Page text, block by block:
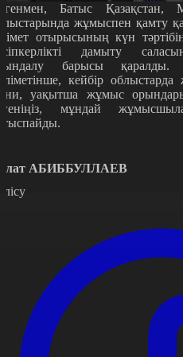
Батыс Қазақстан,
жұмыспен қамту
отырысының күн
дамыту
барысы қаралды.
кейбір
уақытша жұмыс
мұндай
АБИББУЛЛАЕВ